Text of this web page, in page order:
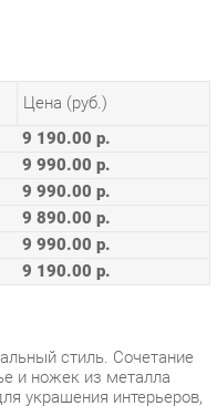
9 990.00 р.
9 890.00 р.
9 990.00 р.
9 190.00 р.
стиль. Сочетание
интерьеров,